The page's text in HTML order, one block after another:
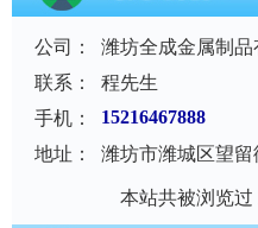
公司：
潍坊全成金属制品
联系：
程先生
手机：
15216467888
地址：
潍坊市潍城区望
本站共被浏览